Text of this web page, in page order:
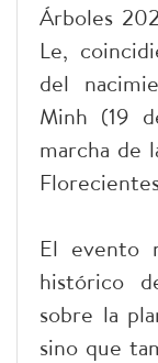
Árboles
Le,
del
Minh (19
marcha de
El evento
histórico
sobre la
sino que